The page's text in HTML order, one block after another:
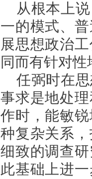
从根本上
一的模式、
展思想政治
同而有针对性
任弼时在
事求是地处
作时，能敏
种复杂关系
细致的调查
此基础上进